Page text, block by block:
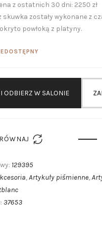
z ostatnich 30 dni: 2250 zł
skuwka zostały wykonane z
powłoką z platyny.
ODBIERZ W SALONIE

129395
,Artykuły piśmienne,
37653